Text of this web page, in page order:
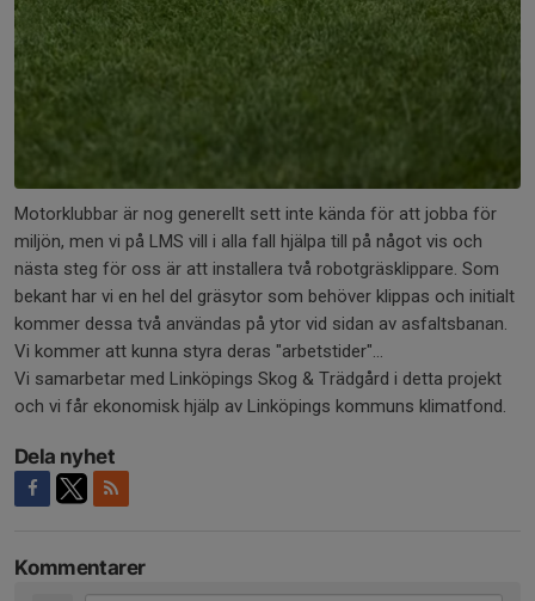
Motorklubbar är nog generellt sett inte kända för att jobba för
miljön, men vi på LMS vill i alla fall hjälpa till på något vis och
nästa steg för oss är att installera två robotgräsklippare. Som
bekant har vi en hel del gräsytor som behöver klippas och initialt
kommer dessa två användas på ytor vid sidan av asfaltsbanan.
Vi kommer att kunna styra deras "arbetstider"...
Vi samarbetar med Linköpings Skog & Trädgård i detta projekt
och vi får ekonomisk hjälp av Linköpings kommuns klimatfond.
Dela nyhet
Kommentarer